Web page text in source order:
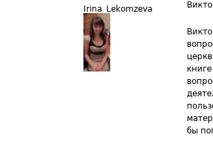
Irina_Lekomzeva
бы